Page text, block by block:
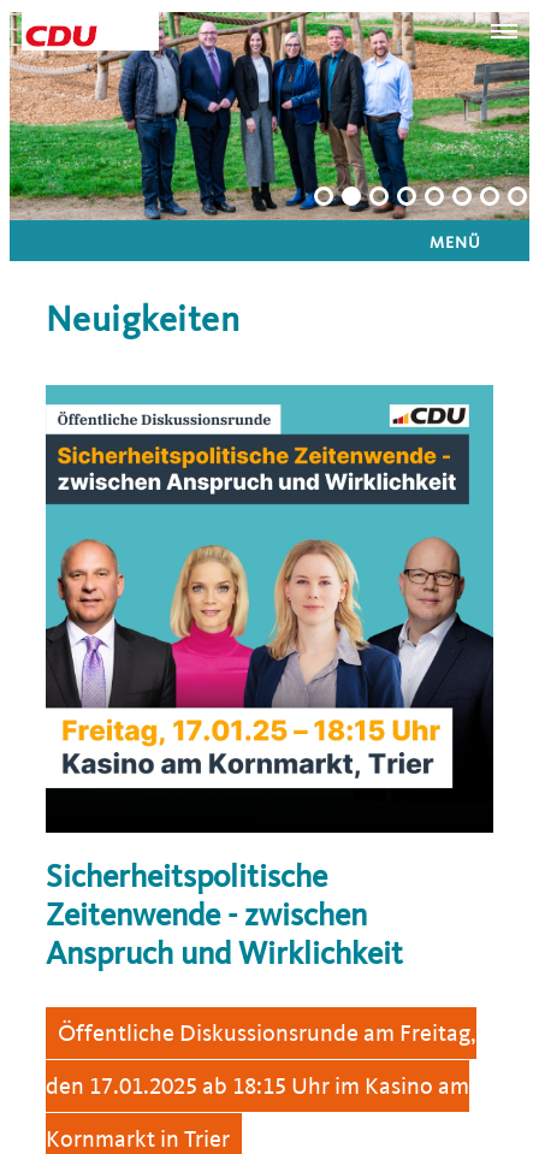
MENÜ
Neuigkeiten
Sicherheitspolitische
Zeitenwende - zwischen
Anspruch und Wirklichkeit
Öffentliche Diskussionsrunde am Freitag,
den 17.01.2025 ab 18:15 Uhr im Kasino am
Kornmarkt in Trier